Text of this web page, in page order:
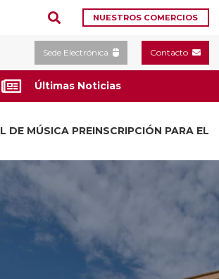
NUESTROS COMERCIOS
Sede Electrónica Contacto
Últimas Noticias
DE MÚSICA PREINSCRIPCIÓN PARA EL